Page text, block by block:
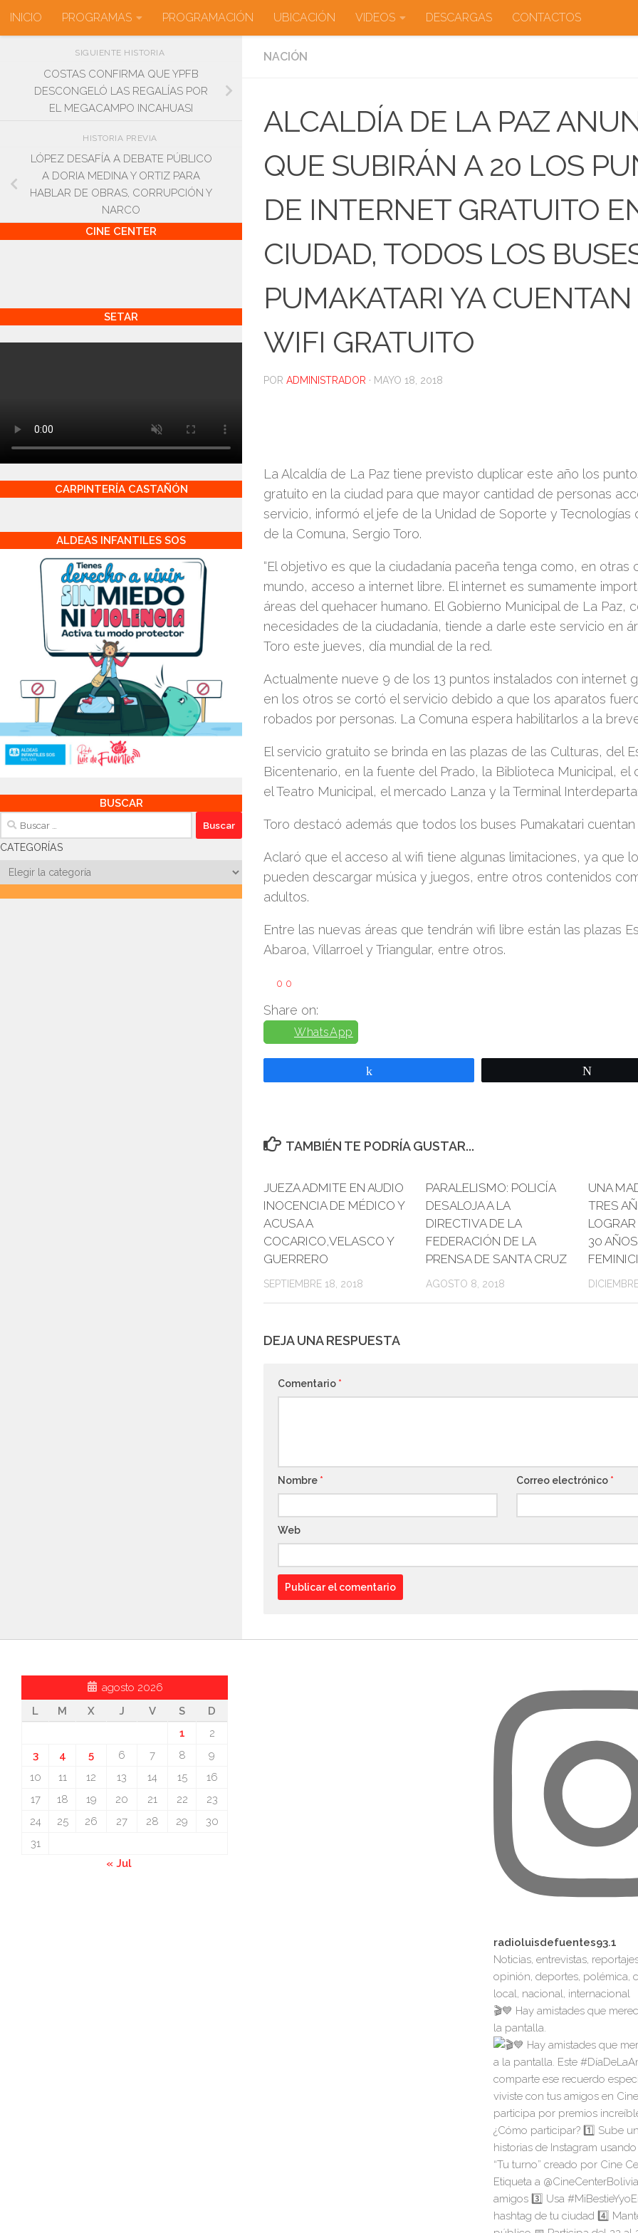
Saltar al contenido
INICIO PROGRAMAS PROGRAMACIÓN UBICACIÓN VIDEOS DESCARGAS CONTACTOS
NACIÓN
ALCALDÍA DE LA PAZ
QUE SUBIRÁN A 20 LOS
DE INTERNET GRATUITO
CIUDAD, TODOS LOS
PUMAKATARI YA
WIFI GRATUITO
POR ADMINISTRADOR · MAYO 18, 2018
La Alcaldía de La Paz tiene previsto duplicar este año los
gratuito en la ciudad para que mayor cantidad de personas
servicio, informó el jefe de la Unidad de Soporte y Tecnologías
de la Comuna, Sergio Toro.
“El objetivo es que la ciudadanía paceña tenga como, en otras
mundo, acceso a internet libre. El internet es sumamente
áreas del quehacer humano. El Gobierno Municipal de La Paz,
necesidades de la ciudadanía, tiende a darle este servicio en
Toro este jueves, día mundial de la red.
Actualmente nueve 9 de los 13 puntos instalados con internet
en los otros se cortó el servicio debido a que los aparatos
robados por personas. La Comuna espera habilitarlos a la
El servicio gratuito se brinda en las plazas de las Culturas, del
Bicentenario, en la fuente del Prado, la Biblioteca Municipal, el
el Teatro Municipal, el mercado Lanza y la Terminal
Toro destacó además que todos los buses Pumakatari
Aclaró que el acceso al wifi tiene algunas limitaciones, ya que
pueden descargar música y juegos, entre otros contenidos
adultos.
Entre las nuevas áreas que tendrán wifi libre están las plazas
Abaroa, Villarroel y Triangular, entre otros.
0 0
Share on:
WhatsApp
TAMBIÉN TE PODRÍA GUSTAR...
JUEZA ADMITE EN AUDIO
INOCENCIA DE MÉDICO Y
ACUSA A
COCARICO,VELASCO Y
GUERRERO
SEPTIEMBRE 18, 2018
PARALELISMO: POLICÍA
DESALOJA A LA
DIRECTIVA DE LA
FEDERACIÓN DE LA
PRENSA DE SANTA CRUZ
AGOSTO 8, 2018
UNA
TRES
30
DEJA UNA RESPUESTA
Comentario *
Nombre * Correo electrónico *
Web
SIGUIENTE HISTORIA
COSTAS CONFIRMA QUE YPFB
DESCONGELÓ LAS REGALÍAS POR
EL MEGACAMPO INCAHUASI
HISTORIA PREVIA
LÓPEZ DESAFÍA A DEBATE PÚBLICO
A DORIA MEDINA Y ORTIZ PARA
HABLAR DE OBRAS, CORRUPCIÓN Y
NARCO
CINE CENTER
SETAR
CARPINTERÍA CASTAÑÓN
ALDEAS INFANTILES SOS
BUSCAR
Buscar:
CATEGORÍAS
Categorías
agosto 2026
L
M X J V S
D
1
2
3
4 5 6 7 8
9
10
11 12 13 14 15
16
17
18 19 20 21 22
23
24
25 26 27 28 29
30
31
« Jul
radioluisdefuentes93.1
Noticias, entrevistas,
opinión, deportes, polémica,
local, nacional, internacional
🎬💙 Hay amistades que
la pantalla.